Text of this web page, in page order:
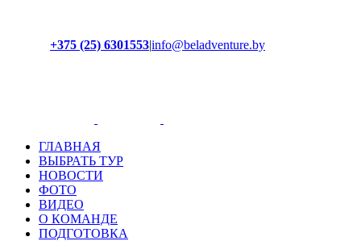
+375 (25) 6301553|info@beladventure.by
ГЛАВНАЯ
ВЫБРАТЬ ТУР
НОВОСТИ
ФОТО
ВИДЕО
О КОМАНДЕ
ПОДГОТОВКА